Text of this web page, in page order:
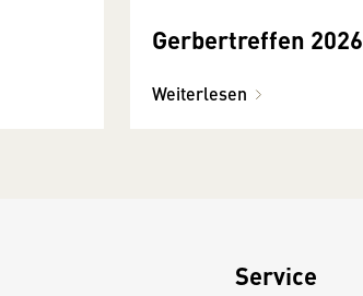
Gerbertreffen 2026
Weiterlesen
Service